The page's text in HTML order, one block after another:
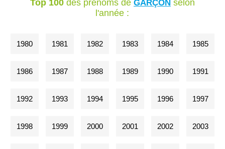
Top 100des prénoms de GARÇONselon
l'année :
1980 1981 1982 1983 1984 1985
1986 1987 1988 1989 1990 1991
1992 1993 1994 1995 1996 1997
1998 1999 2000 2001 2002 2003